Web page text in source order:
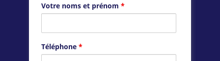
Votre noms et prénom *
Téléphone *